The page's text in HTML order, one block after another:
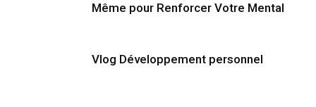
Même pour Renforcer Votre Mental
Vlog Développement personnel